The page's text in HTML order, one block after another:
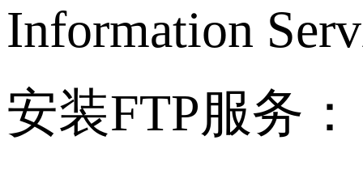
Information
安装FTP服务：